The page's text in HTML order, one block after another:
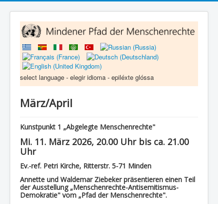
select language - elegir idioma - epiléxte glóssa
März/April
Kunstpunkt 1 „Abgelegte Menschenrechte"
Mi. 11. März 2026, 20.00 Uhr bis ca. 21.00
Uhr
Ev.-ref. Petri Kirche, Ritterstr. 5-71 Minden
Annette und Waldemar Ziebeker präsentieren einen Teil
der Ausstellung „Menschenrechte-Antisemitismus-
Demokratie" vom „Pfad der Menschenrechte".